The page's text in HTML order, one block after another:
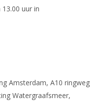
uur in
Amsterdam, A10 ringweg
Watergraafsmeer,